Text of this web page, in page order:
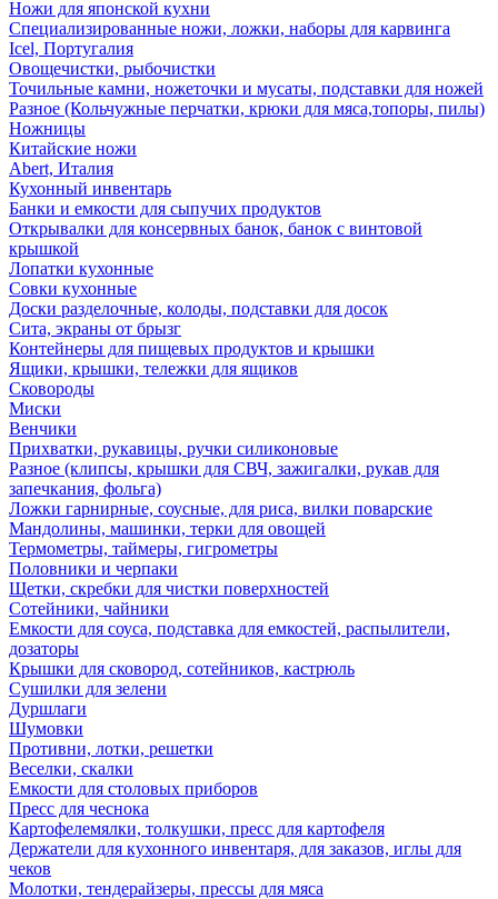
Ножи для японской кухни
Специализированные ножи, ложки, наборы для карвинга
Icel, Португалия
Овощечистки, рыбочистки
Точильные камни, ножеточки и мусаты, подставки для ножей
Разное (Кольчужные перчатки, крюки для мяса,топоры, пилы)
Ножницы
Китайские ножи
Abert, Италия
Кухонный инвентарь
Банки и емкости для сыпучих продуктов
Открывалки для консервных банок, банок с винтовой
крышкой
Лопатки кухонные
Совки кухонные
Доски разделочные, колоды, подставки для досок
Сита, экраны от брызг
Контейнеры для пищевых продуктов и крышки
Ящики, крышки, тележки для ящиков
Сковороды
Миски
Венчики
Прихватки, рукавицы, ручки силиконовые
Разное (клипсы, крышки для СВЧ, зажигалки, рукав для
запечкания, фольга)
Ложки гарнирные, соусные, для риса, вилки поварские
Мандолины, машинки, терки для овощей
Термометры, таймеры, гигрометры
Половники и черпаки
Щетки, скребки для чистки поверхностей
Сотейники, чайники
Емкости для соуса, подставка для емкостей, распылители,
дозаторы
Крышки для сковород, сотейников, кастрюль
Сушилки для зелени
Дуршлаги
Шумовки
Противни, лотки, решетки
Веселки, скалки
Емкости для столовых приборов
Пресс для чеснока
Картофелемялки, толкушки, пресс для картофеля
Держатели для кухонного инвентаря, для заказов, иглы для
чеков
Молотки, тендерайзеры, прессы для мяса